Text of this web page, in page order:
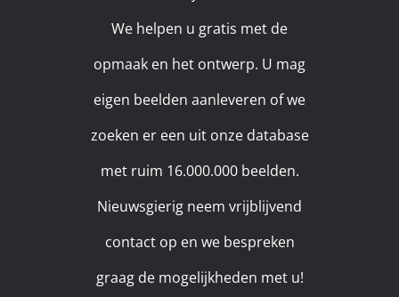
We helpen u gratis met de
opmaak en het ontwerp. U mag
eigen beelden aanleveren of we
zoeken er een uit onze database
met ruim 16.000.000 beelden.
Nieuwsgierig neem vrijblijvend
contact op en we bespreken
graag de mogelijkheden met u!